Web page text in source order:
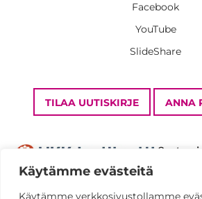
Käytämme evästeitä
Käytämme verkkosivustollamme
Facebook
YouTube
SlideShare
TILAA UUTISKIRJE ANNA